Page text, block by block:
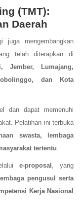
(TMT):
Daerah
juga mengembangkan
telah diterapkan di
Jember, Lumajang,
dan Kota
dan dapat memenuhi
Pelatihan ini terbuka
swasta, lembaga
tertentu
e-proposal
, yang
pengusul serta
Kerja Nasional